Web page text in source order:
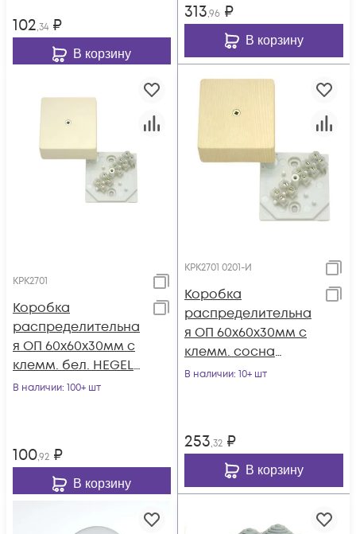
102,34 ₽
В корзину
313,96 ₽
В корзину
КРК2701
Коробка
распределительна
я ОП 60х60х30мм с
клемм. бел. HEGEL
КРК2701
В наличии: 100+ шт
100,92 ₽
В корзину
КРК2701 0201-И
Коробка
распределительна
я ОП 60х60х30мм с
клемм. сосна
HEGEL КРК2701 0201-
В наличии: 10+ шт
253,32 ₽
В корзину